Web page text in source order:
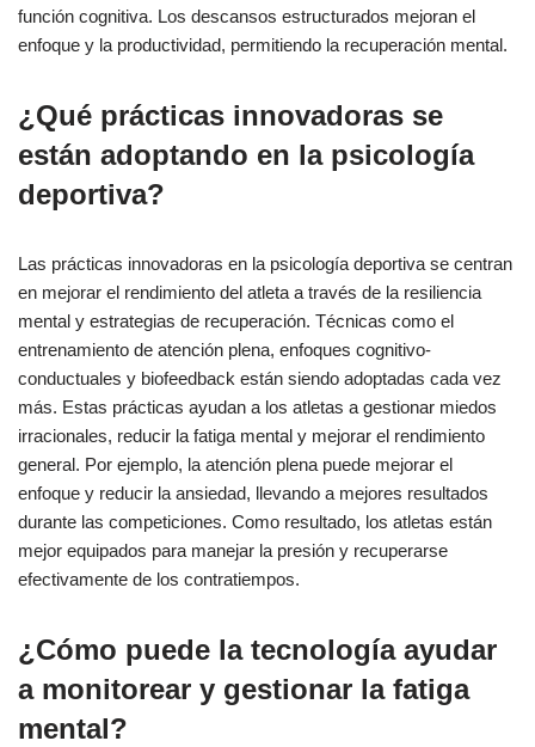
función cognitiva. Los descansos estructurados mejoran el
enfoque y la productividad, permitiendo la recuperación mental.
¿Qué prácticas innovadoras se
están adoptando en la psicología
deportiva?
Las prácticas innovadoras en la psicología deportiva se centran
en mejorar el rendimiento del atleta a través de la resiliencia
mental y estrategias de recuperación. Técnicas como el
entrenamiento de atención plena, enfoques cognitivo-
conductuales y biofeedback están siendo adoptadas cada vez
más. Estas prácticas ayudan a los atletas a gestionar miedos
irracionales, reducir la fatiga mental y mejorar el rendimiento
general. Por ejemplo, la atención plena puede mejorar el
enfoque y reducir la ansiedad, llevando a mejores resultados
durante las competiciones. Como resultado, los atletas están
mejor equipados para manejar la presión y recuperarse
efectivamente de los contratiempos.
¿Cómo puede la tecnología ayudar
a monitorear y gestionar la fatiga
mental?